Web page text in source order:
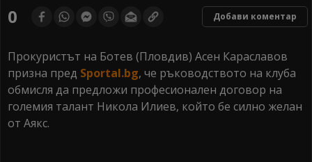
0 Добави коментар
Прокуристът на Ботев (Пловдив) Асен Караславов
призна пред Sportal.bg, че ръководството на клуба
обмисля да предложи професионален договор на
големия талант Никола Илиев, който бе силно желан
от Аякс.